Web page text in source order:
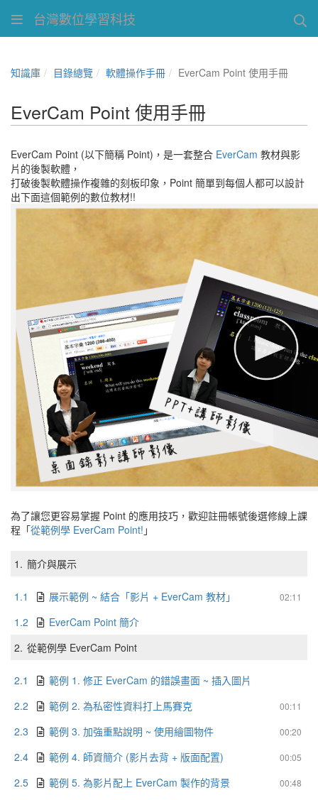
台灣數位學習科技
知識庫 目錄總覽 軟體操作手冊 EverCam Point 使用手冊
EverCam Point 使用手冊
EverCam Point (以下簡稱 Point)，是一套整合 EverCam 教材與影
片的後製軟體，
打破後製軟體操作複雜的刻板印象，Point 簡單到每個人都可以設計
出下面這個範例的數位教材!!
為了讓您更容易掌握 Point 的應用技巧，歡迎註冊帳號後選修線上課
程「從範例學 EverCam Point! 」
1. 簡介與展示
1.1 02:11
展示範例 ~ 結合「影片 + EverCam 教材」
1.2
EverCam Point 簡介
2. 從範例學 EverCam Point
2.1
範例 1. 修正 EverCam 的錯誤畫面 ~ 插入圖片
2.2
00:11
範例 2. 為私密性資料打上馬賽克
2.3
00:20
範例 3. 加強重點說明 ~ 使用繪圖物件
2.4
00:05
範例 4. 師資簡介 (影片去背 + 版面配置)
2.5
00:48
範例 5. 為影片配上 EverCam 製作的背景